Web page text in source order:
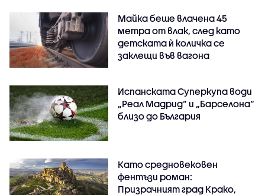
Майка беше влачена 45
метра от влак, след като
детската ѝ количка се
заклещи във вагона
Испанската Суперкупа води
„Реал Мадрид“ и „Барселона“
близо до България
Като средновековен
фентъзи роман:
Призрачният град Крако,